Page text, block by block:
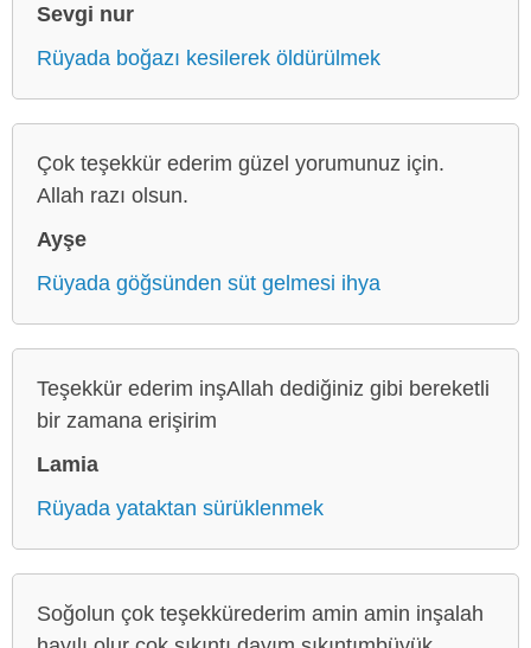
Sevgi nur
Rüyada boğazı kesilerek öldürülmek
Çok teşekkür ederim güzel yorumunuz için.
Allah razı olsun.
Ayşe
Rüyada göğsünden süt gelmesi ihya
Teşekkür ederim inşAllah dediğiniz gibi bereketli
bir zamana erişirim
Lamia
Rüyada yataktan sürüklenmek
Soğolun çok teşekkürederim amin amin inşalah